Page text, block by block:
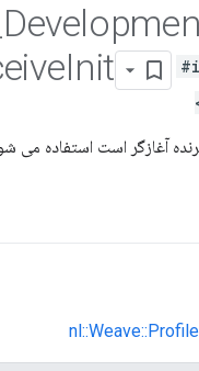
Init
آغازگر است استفاده می